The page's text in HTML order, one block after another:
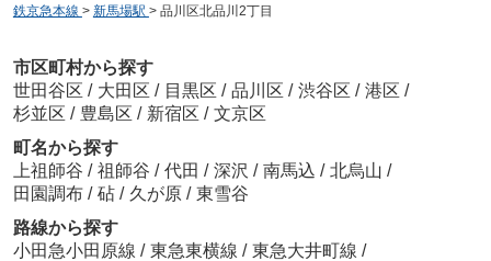
鉄京急本線 > 新馬場駅 > 品川区北品川2丁目
市区町村から探す
世田谷区 / 大田区 / 目黒区 / 品川区 / 渋谷区 / 港区 /
杉並区 / 豊島区 / 新宿区 / 文京区
町名から探す
上祖師谷 / 祖師谷 / 代田 / 深沢 / 南馬込 / 北烏山 /
田園調布 / 砧 / 久が原 / 東雪谷
路線から探す
小田急小田原線 / 東急東横線 / 東急大井町線 /